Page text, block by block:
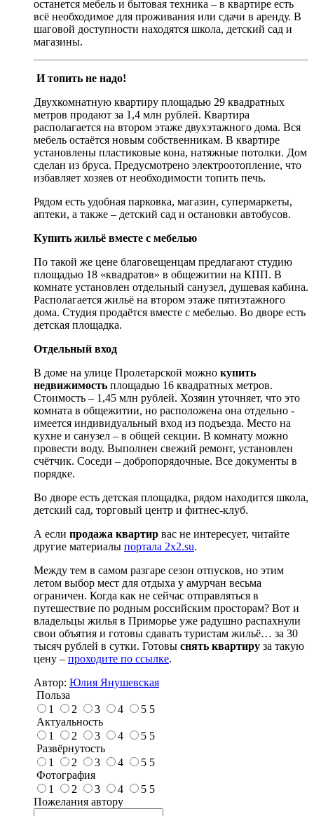
останется мебель и бытовая техника – в квартире есть
всё необходимое для проживания или сдачи в аренду. В
шаговой доступности находятся школа, детский сад и
магазины.
И топить не надо!
Двухкомнатную квартиру площадью 29 квадратных
метров продают за 1,4 млн рублей. Квартира
располагается на втором этаже двухэтажного дома. Вся
мебель остаётся новым собственникам. В квартире
установлены пластиковые кона, натяжные потолки. Дом
сделан из бруса. Предусмотрено электроотопление, что
избавляет хозяев от необходимости топить печь.
Рядом есть удобная парковка, магазин, супермаркеты,
аптеки, а также – детский сад и остановки автобусов.
Купить жильё вместе с мебелью
По такой же цене благовещенцам предлагают студию
площадью 18 «квадратов» в общежитии на КПП. В
комнате установлен отдельный санузел, душевая кабина.
Располагается жильё на втором этаже пятиэтажного
дома. Студия продаётся вместе с мебелью. Во дворе есть
детская площадка.
Отдельный вход
В доме на улице Пролетарской можно купить
недвижимость площадью 16 квадратных метров.
Стоимость – 1,45 млн рублей. Хозяин уточняет, что это
комната в общежитии, но расположена она отдельно -
имеется индивидуальный вход из подъезда. Место на
кухне и санузел – в общей секции. В комнату можно
провести воду. Выполнен свежий ремонт, установлен
счётчик. Соседи – добропорядочные. Все документы в
порядке.
Во дворе есть детская площадка, рядом находится школа,
детский сад, торговый центр и фитнес-клуб.
А если продажа квартир вас не интересует, читайте
другие материалы портала 2x2.su.
Между тем в самом разгаре сезон отпусков, но этим
летом выбор мест для отдыха у амурчан весьма
ограничен. Когда как не сейчас отправляться в
путешествие по родным российским просторам? Вот и
владельцы жилья в Приморье уже радушно распахнули
свои объятия и готовы сдавать туристам жильё… за 30
тысяч рублей в сутки. Готовы снять квартиру за такую
цену – проходите по ссылке.
Автор: Юлия Янушевская
Польза
1
2 3 4 5 5
Актуальность
1
2 3 4 5 5
Развёрнутость
1
2 3 4 5 5
Фотография
1
2 3 4 5 5
Пожелания автору